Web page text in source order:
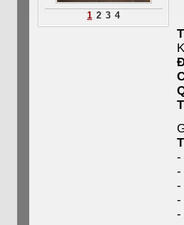
1 2 3 4
-
-
-
-
-